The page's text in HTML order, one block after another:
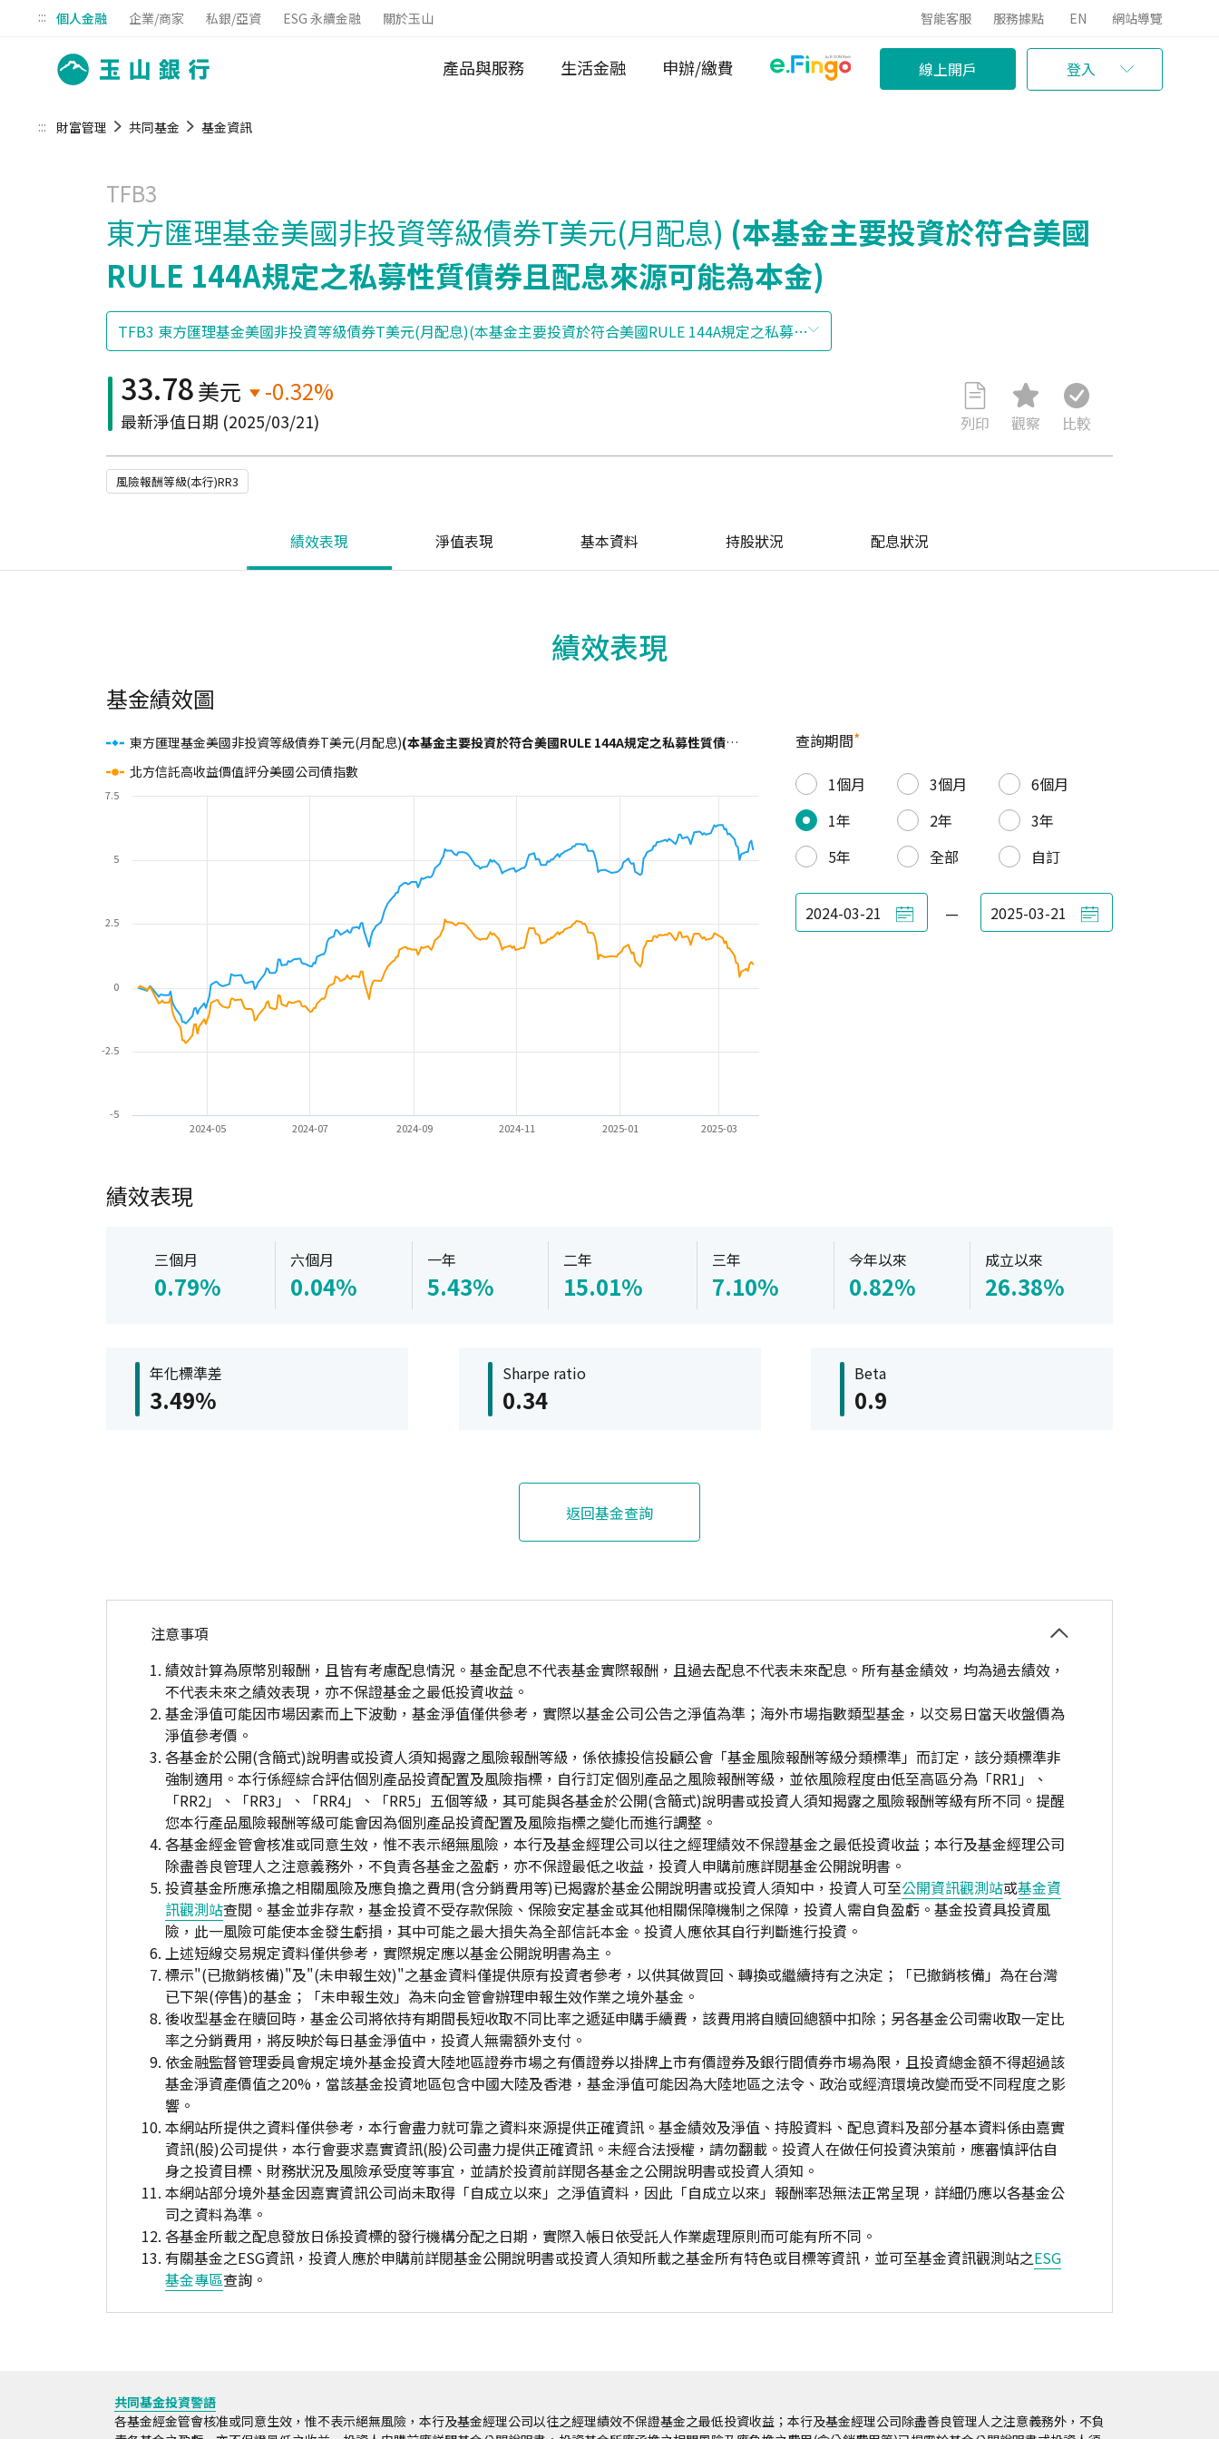
::: 個人金融 企業/商家 私銀/亞資 ESG 永續金融 關於玉山 智能客服 服務據點 EN 網站導覽
產品與服務 生活金融 申辦/繳費 線上開戶 登入
財富管理 共同基金 基金資訊
:::
TFB3
東方匯理基金美國非投資等級債券T美元(月配息) (本基金主要投資於符合美國
RULE 144A規定之私募性質債券且配息來源可能為本金)
33.78美元 -0.32%
最新淨值日期 (2025/03/21) 列印 觀察 比較
風險報酬等級(本行)RR3
績效表現 淨值表現 基本資料 持股狀況 配息狀況
績效表現
基金績效圖
東方匯理基金美國非投資等級債券T美元(月配息)(本基金主要投資於符合美國RULE 144A規定之私募性質債券且配息來源可能為本金)
北方信託高收益價值評分美國公司債指數
2024-05 2024-07 2024-09 2024-11 2025-01 2025-03
-5
-2.5
0
2.5
5
7.5
查詢期間*
1個月 3個月
6個月
1年
2年
3年
5年
全部 自訂
—
績效表現
三個月
0.79%
六個月
0.04%
一年
5.43%
二年
15.01%
三年
7.10%
今年以來
0.82%
成立以來
26.38%
年化標準差
3.49%
Sharpe ratio
0.34
Beta
0.9
返回基金查詢
注意事項
績效計算為原幣別報酬，且皆有考慮配息情況。基金配息不代表基金實際報酬，且過去配息不代表未來配息。所有基金績效，均為過去績效，
不代表未來之績效表現，亦不保證基金之最低投資收益。
基金淨值可能因市場因素而上下波動，基金淨值僅供參考，實際以基金公司公告之淨值為準；海外市場指數類型基金，以交易日當天收盤價為
淨值參考價。
各基金於公開(含簡式)說明書或投資人須知揭露之風險報酬等級，係依據投信投顧公會「基金風險報酬等級分類標準」而訂定，該分類標準非
強制適用。本行係經綜合評估個別產品投資配置及風險指標，自行訂定個別產品之風險報酬等級，並依風險程度由低至高區分為「RR1」、
「RR2」、「RR3」、「RR4」、「RR5」五個等級，其可能與各基金於公開(含簡式)說明書或投資人須知揭露之風險報酬等級有所不同。提醒
您本行產品風險報酬等級可能會因為個別產品投資配置及風險指標之變化而進行調整。
各基金經金管會核准或同意生效，惟不表示絕無風險，本行及基金經理公司以往之經理績效不保證基金之最低投資收益；本行及基金經理公司
除盡善良管理人之注意義務外，不負責各基金之盈虧，亦不保證最低之收益，投資人申購前應詳閱基金公開說明書。
投資基金所應承擔之相關風險及應負擔之費用(含分銷費用等)已揭露於基金公開說明書或投資人須知中，投資人可至公開資訊觀測站或基金資
訊觀測站查閱。基金並非存款，基金投資不受存款保險、保險安定基金或其他相關保障機制之保障，投資人需自負盈虧。基金投資具投資風
險，此一風險可能使本金發生虧損，其中可能之最大損失為全部信託本金。投資人應依其自行判斷進行投資。
上述短線交易規定資料僅供參考，實際規定應以基金公開說明書為主。
標示"(已撤銷核備)"及"(未申報生效)"之基金資料僅提供原有投資者參考，以供其做買回、轉換或繼續持有之決定；「已撤銷核備」為在台灣
已下架(停售)的基金；「未申報生效」為未向金管會辦理申報生效作業之境外基金。
後收型基金在贖回時，基金公司將依持有期間長短收取不同比率之遞延申購手續費，該費用將自贖回總額中扣除；另各基金公司需收取一定比
率之分銷費用，將反映於每日基金淨值中，投資人無需額外支付。
依金融監督管理委員會規定境外基金投資大陸地區證券市場之有價證券以掛牌上市有價證券及銀行間債券市場為限，且投資總金額不得超過該
基金淨資產價值之20%，當該基金投資地區包含中國大陸及香港，基金淨值可能因為大陸地區之法令、政治或經濟環境改變而受不同程度之影
響。
本網站所提供之資料僅供參考，本行會盡力就可靠之資料來源提供正確資訊。基金績效及淨值、持股資料、配息資料及部分基本資料係由嘉實
資訊(股)公司提供，本行會要求嘉實資訊(股)公司盡力提供正確資訊。未經合法授權，請勿翻載。投資人在做任何投資決策前，應審慎評估自
身之投資目標、財務狀況及風險承受度等事宜，並請於投資前詳閱各基金之公開說明書或投資人須知。
本網站部分境外基金因嘉實資訊公司尚未取得「自成立以來」之淨值資料，因此「自成立以來」報酬率恐無法正常呈現，詳細仍應以各基金公
司之資料為準。
各基金所載之配息發放日係投資標的發行機構分配之日期，實際入帳日依受託人作業處理原則而可能有所不同。
有關基金之ESG資訊，投資人應於申購前詳閱基金公開說明書或投資人須知所載之基金所有特色或目標等資訊，並可至基金資訊觀測站之ESG
基金專區查詢。
共同基金投資警語
各基金經金管會核准或同意生效，惟不表示絕無風險，本行及基金經理公司以往之經理績效不保證基金之最低投資收益；本行及基金經理公司除盡善良管理人之注意義務外，不負